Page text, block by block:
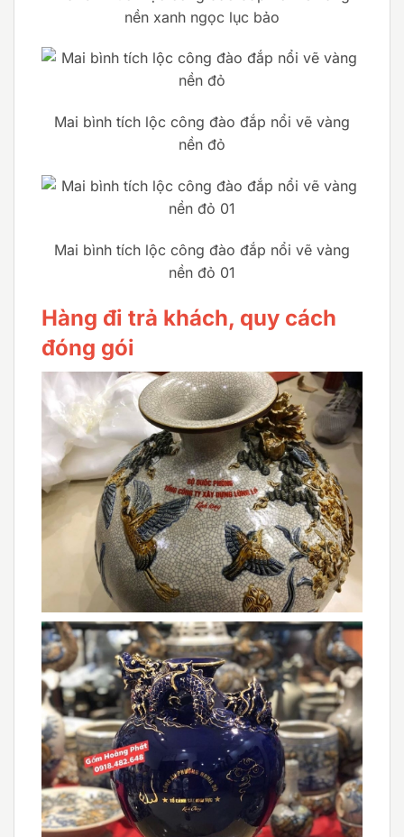
nền xanh ngọc lục bảo
Mai bình tích lộc công đào đắp nổi vẽ vàng
nền đỏ
Mai bình tích lộc công đào đắp nổi vẽ vàng
nền đỏ 01
Hàng đi trả khách, quy cách
đóng gói